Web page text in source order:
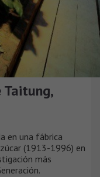
Taitung,
en una fábrica
(1913-1996) en
más